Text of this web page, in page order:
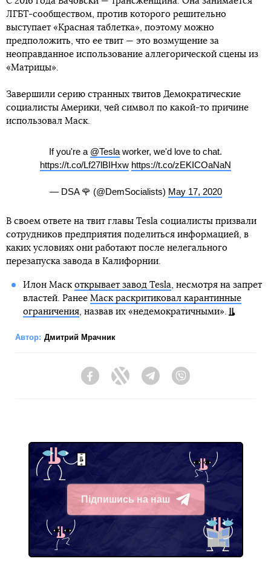
ЛГБТ-сообществом, против которого решительно
выступает «Красная таблетка», поэтому можно
предположить, что ее твит — это возмущение за
неоправданное использование аллегорической сцены из
«Матрицы».
Завершили серию странных твитов Демократические
социалисты Америки, чей символ по какой-то причине
использовал Маск.
If you're a @Tesla worker, we'd love to chat.
https://t.co/Lf27lBIHxw https://t.co/zEKICOaNaN
— DSA 🌹 (@DemSocialists) May 17, 2020
В своем ответе на твит главы Tesla социалисты призвали
сотрудников предприятия поделиться информацией, в
каких условиях они работают после нелегального
перезапуска завода в Калифорнии.
Илон Маск открывает завод Tesla, несмотря на запрет
властей. Ранее Маск раскритиковал карантинные
ограничения, назвав их «недемократичными».
Автор: Дмитрий Мрачник
FacebookTwitter Telegram
Підпишись на наш
Telegram